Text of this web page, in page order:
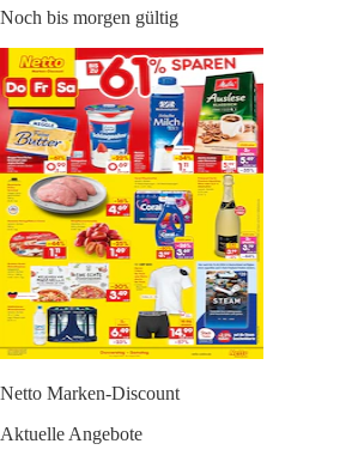
Noch bis morgen gültig
Netto Marken-Discount
Aktuelle Angebote